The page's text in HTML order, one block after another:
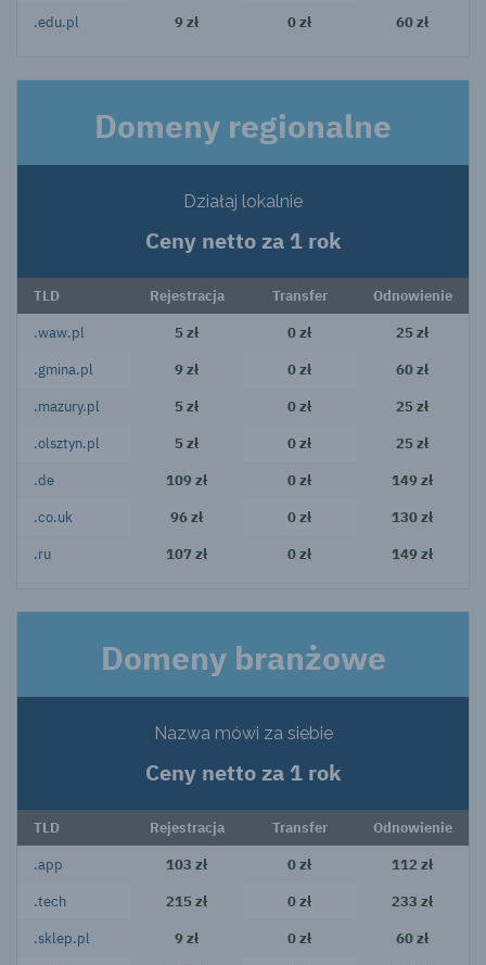
.edu.pl 9 zł 0 zł 60 zł
Domeny regionalne
Działaj lokalnie
Ceny netto za 1 rok
TLD Rejestracja Transfer Odnowienie
.waw.pl 5 zł 0 zł 25 zł
.gmina.pl 9 zł 0 zł 60 zł
.mazury.pl 5 zł 0 zł 25 zł
.olsztyn.pl 5 zł 0 zł 25 zł
.de 109 zł 0 zł 149 zł
.co.uk 96 zł 0 zł 130 zł
.ru 107 zł 0 zł 149 zł
Domeny branżowe
Nazwa mówi za siebie
Ceny netto za 1 rok
TLD Rejestracja Transfer Odnowienie
.app 103 zł 0 zł 112 zł
.tech 215 zł 0 zł 233 zł
.sklep.pl 9 zł 0 zł 60 zł